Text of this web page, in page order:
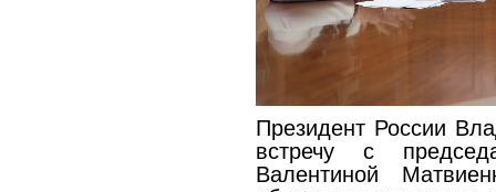
Президент России
встречу с
Валентиной